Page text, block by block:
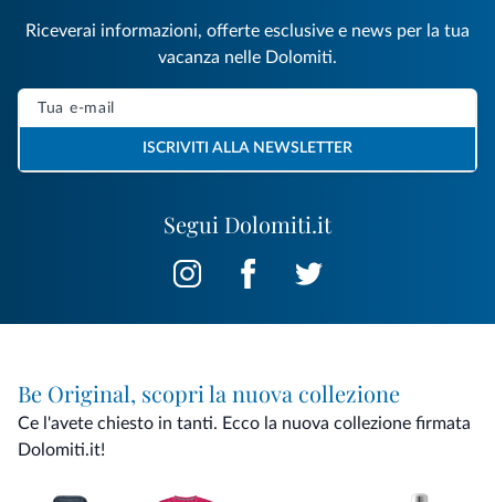
Segui Dolomiti.it
Riceverai informazioni, offerte esclusive e news per la tua
vacanza nelle Dolomiti.
ISCRIVITI ALLA NEWSLETTER
Be Original, scopri la nuova collezione
Ce l'avete chiesto in tanti. Ecco la nuova collezione firmata
Dolomiti.it!